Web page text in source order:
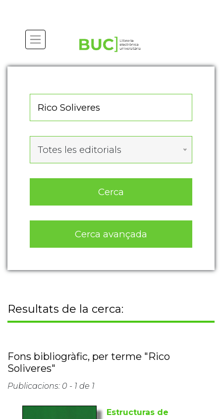
Totes les editorials
Cerca
Cerca avançada
Resultats de la cerca:
Fons bibliogràfic, per terme "Rico
Soliveres"
Publicacions: 0 - 1 de 1
Estructuras de